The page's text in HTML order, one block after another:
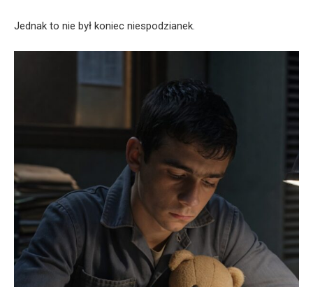
Jednak to nie był koniec niespodzianek.